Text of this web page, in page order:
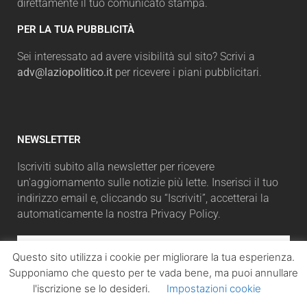
direttamente il tuo comunicato stampa.
PER LA TUA PUBBLICITÀ
Sei interessato ad avere visibilità sul sito? Scrivi a
adv@laziopolitico.it per ricevere i piani pubblicitari.
NEWSLETTER
Iscriviti subito alla newsletter per ricevere
un'aggiornamento sulle notizie più lette. Inserisci il tuo
indirizzo email e, cliccando su “Iscriviti”, accetterai la
automaticamente la nostra Privacy Policy.
ISCRIVITI
Questo sito utilizza i cookie per migliorare la tua esperienza.
Supponiamo che questo per te vada bene, ma puoi annullare
l'iscrizione se lo desideri.
Impostazioni cookie